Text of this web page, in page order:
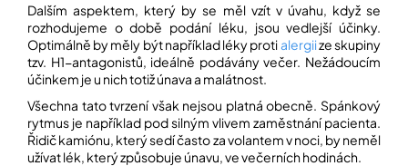
Dalším aspektem, který by se měl vzít v úvahu, když se
rozhodujeme o době podání léku, jsou vedlejší účinky.
Optimálně by měly být například léky protialergiize skupiny
tzv. H1-antagonistů, ideálně podávány večer. Nežádoucím
účinkem je u nich totiž únava a malátnost.
Všechna tato tvrzení však nejsou platná obecně. Spánkový
rytmus je například pod silným vlivem zaměstnání pacienta.
Řidič kamiónu, který sedí často za volantem v noci, by neměl
užívat lék, který způsobuje únavu, ve večerních hodinách.